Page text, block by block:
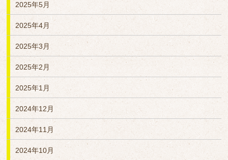
2025年5月
2025年4月
2025年3月
2025年2月
2025年1月
2024年12月
2024年11月
2024年10月